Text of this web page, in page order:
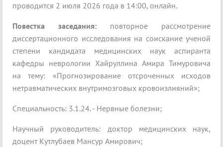
проводится 2 июля 2026 года в 14:00, онлайн.
Повестка заседания: повторное рассмотрение
диссертационного исследования на соискание ученой
степени кандидата медицинских наук аспиранта
кафедры неврологии Хайруллина Амира Тимуровича
на тему: «Прогнозирование отсроченных исходов
нетравматических внутримозговых кровоизлияний»;
Специальность: 3.1.24. - Нервные болезни;
Научный руководитель: доктор медицинских наук,
доцент Кутлубаев Мансур Амирович;